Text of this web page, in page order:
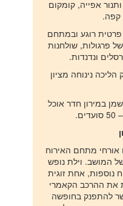
אפייה, קומקום
קפה.
פרטית רוגע ובמתחם
פרגולות, שולחנות
ונדנדות.
נינוחה מציון
במירון חדר אוכל
אורחי מתחם האירוח
המושב. וילת נופש
נוספות, אחת זוגית
את ההרכב הקאמרי
להתפנק בחופשה